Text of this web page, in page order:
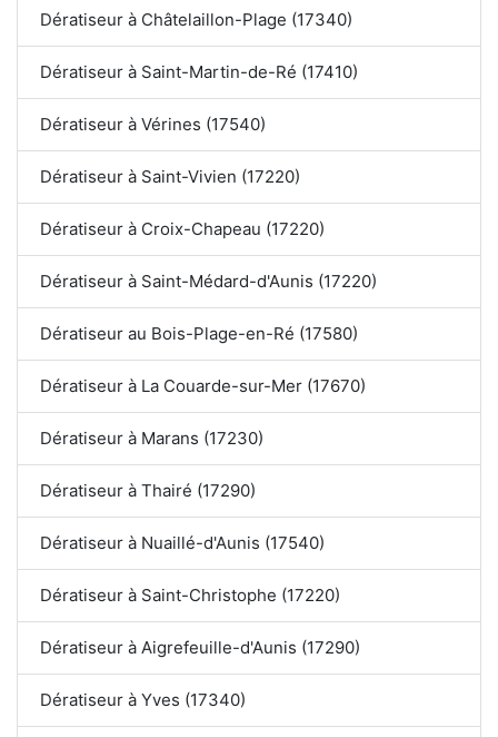
Dératiseur à Châtelaillon-Plage (17340)
Dératiseur à Saint-Martin-de-Ré (17410)
Dératiseur à Vérines (17540)
Dératiseur à Saint-Vivien (17220)
Dératiseur à Croix-Chapeau (17220)
Dératiseur à Saint-Médard-d'Aunis (17220)
Dératiseur au Bois-Plage-en-Ré (17580)
Dératiseur à La Couarde-sur-Mer (17670)
Dératiseur à Marans (17230)
Dératiseur à Thairé (17290)
Dératiseur à Nuaillé-d'Aunis (17540)
Dératiseur à Saint-Christophe (17220)
Dératiseur à Aigrefeuille-d'Aunis (17290)
Dératiseur à Yves (17340)